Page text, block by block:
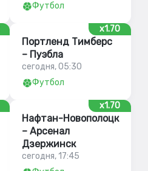
Футбол
x1.70
Портленд Тимберс
– Пуэбла
сегодня, 05:30
Футбол
x1.70
Нафтан-Новополоцк
– Арсенал
Дзержинск
сегодня, 17:45